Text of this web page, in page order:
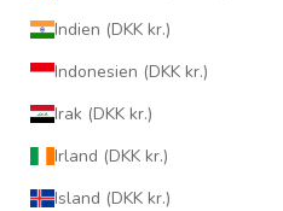
Indien (DKK kr.)
Indonesien (DKK kr.)
Irak (DKK kr.)
Irland (DKK kr.)
Island (DKK kr.)